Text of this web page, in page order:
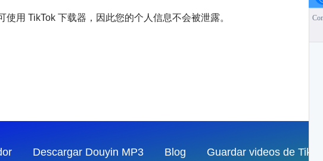
用 TikTok 下载器，因此您的个人信息不会被泄露。
Descargar Douyin MP3 Blog
Guardar videos de TikTok